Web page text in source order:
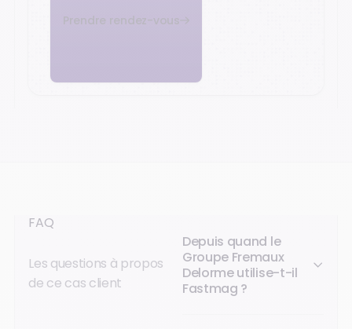
Prendre rendez-vous
FAQ
Les questions à propos
de ce cas client
Depuis quand le
Groupe Fremaux
Delorme utilise-t-il
Fastmag ?